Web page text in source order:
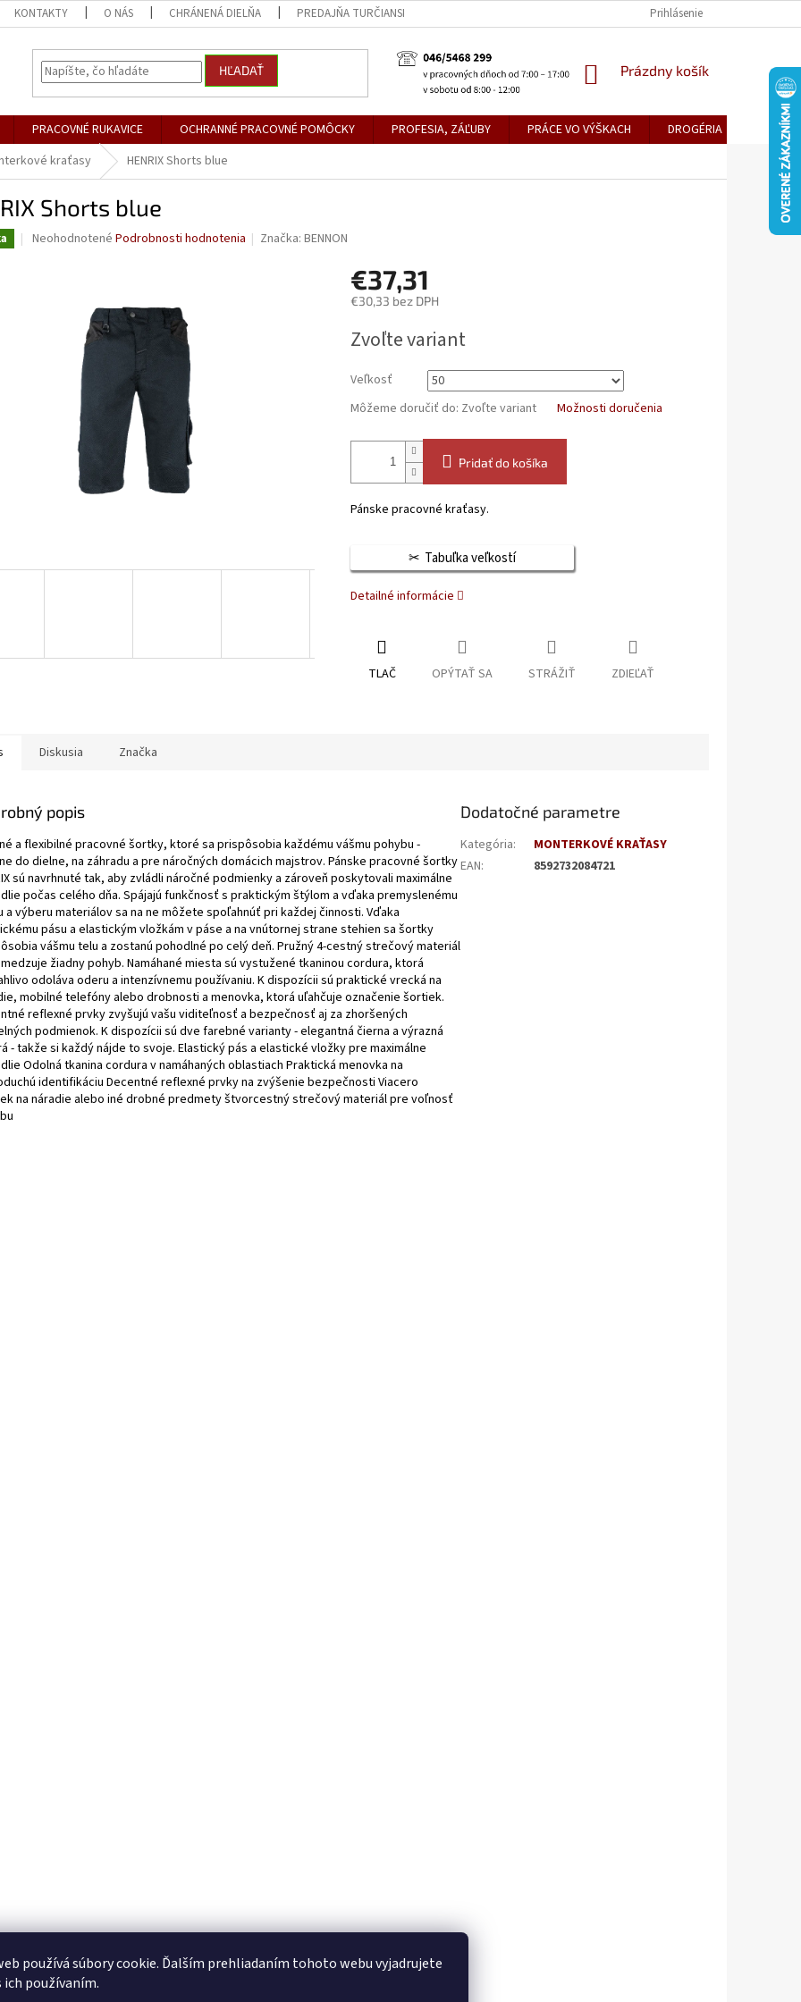
používá súbory cookie. Ďalším prehliadaním tohoto webu vyjadrujete
ich používaním.
KONTAKTY O NÁS CHRÁNENÁ DIELŇA PREDAJŇA TURČIANSKE TEPLICE DOPRAVA A PLATBY
Prihlásenie
HĽADAŤ
NÁKUPNÝ
Prázdny košík
PRACOVNÉ RUKAVICE OCHRANNÉ PRACOVNÉ POMÔCKY PROFESIA, ZÁĽUBY PRÁCE VO VÝŠKACH DROGÉRIA
kraťasy
HENRIX Shorts blue
Shorts blue
Priemerné
hviezdičiek.
Neohodnotené Podrobnosti hodnotenia Značka:BENNON
€37,31
€30,33 bez DPH
cena:
Zvoľte variant
Veľkosť
Môžeme doručiť do: Zvoľte variant Možnosti doručenia
Pridať do košíka
Pánske pracovné kraťasy.
Tabuľka veľkostí
Detailné informácie
TLAČ OPÝTAŤ SA STRÁŽIŤ ZDIEĽAŤ
Diskusia Značka
popis
a flexibilné pracovné šortky, ktoré sa prispôsobia každému vášmu pohybu -
do dielne, na záhradu a pre náročných domácich majstrov. Pánske pracovné šortky
sú navrhnuté tak, aby zvládli náročné podmienky a zároveň poskytovali maximálne
počas celého dňa. Spájajú funkčnosť s praktickým štýlom a vďaka premyslenému
a výberu materiálov sa na ne môžete spoľahnúť pri každej činnosti. Vďaka
pásu a elastickým vložkám v páse a na vnútornej strane stehien sa šortky
vášmu telu a zostanú pohodlné po celý deň. Pružný 4-cestný strečový materiál
žiadny pohyb. Namáhané miesta sú vystužené tkaninou cordura, ktorá
odoláva oderu a intenzívnemu používaniu. K dispozícii sú praktické vrecká na
mobilné telefóny alebo drobnosti a menovka, ktorá uľahčuje označenie šortiek.
reflexné prvky zvyšujú vašu viditeľnosť a bezpečnosť aj za zhoršených
podmienok. K dispozícii sú dve farebné varianty - elegantná čierna a výrazná
- takže si každý nájde to svoje. Elastický pás a elastické vložky pre maximálne
Odolná tkanina cordura v namáhaných oblastiach Praktická menovka na
identifikáciu Decentné reflexné prvky na zvýšenie bezpečnosti Viacero
na náradie alebo iné drobné predmety štvorcestný strečový materiál pre voľnosť
Dodatočné parametre
Kategória:
MONTERKOVÉ KRAŤASY
EAN: 8592732084721